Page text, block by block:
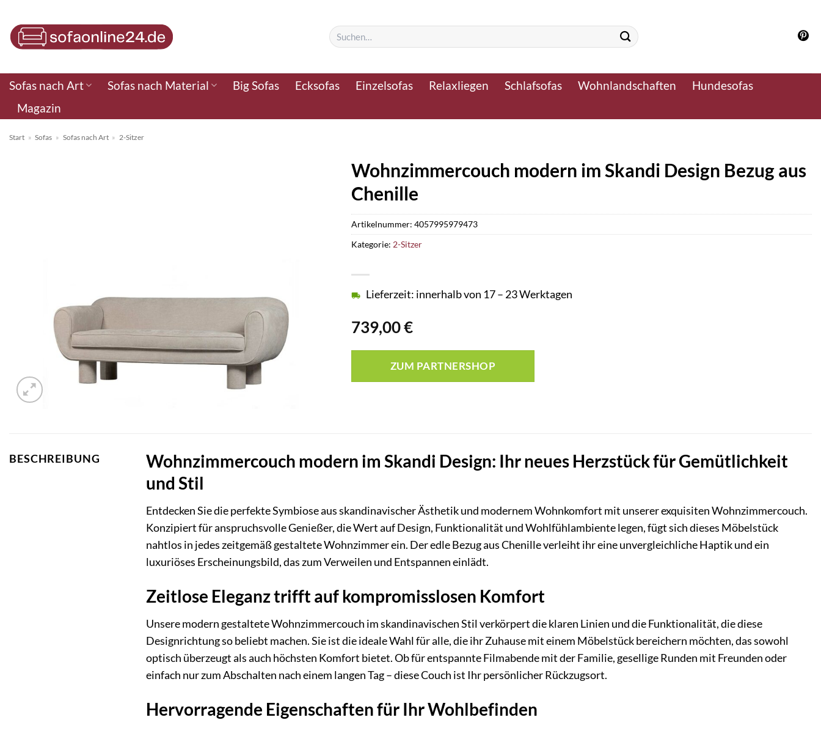
Inhalt
springen
Suchen
nach:
Sofas nach Art Sofas nach Material Big Sofas Ecksofas Einzelsofas Relaxliegen Schlafsofas Wohnlandschaften
Hundesofas
Magazin
Start » Sofas » Sofas nach Art » 2-Sitzer
Wohnzimmercouch modern im Skandi Design Bezug aus
Chenille
739,00€
Lieferzeit: innerhalb von 17 – 23 Werktagen
ZUM PARTNERSHOP
Artikelnummer: 4057995979473
Kategorie: 2-Sitzer
BESCHREIBUNG
Wohnzimmercouch modern im Skandi Design: Ihr neues Herzstück für Gemütlichkeit
und Stil
Entdecken Sie die perfekte Symbiose aus skandinavischer Ästhetik und modernem Wohnkomfort mit unserer exquisiten Wohnzimmercouch.
Konzipiert für anspruchsvolle Genießer, die Wert auf Design, Funktionalität und Wohlfühlambiente legen, fügt sich dieses Möbelstück
nahtlos in jedes zeitgemäß gestaltete Wohnzimmer ein. Der edle Bezug aus Chenille verleiht ihr eine unvergleichliche Haptik und ein
luxuriöses Erscheinungsbild, das zum Verweilen und Entspannen einlädt.
Zeitlose Eleganz trifft auf kompromisslosen Komfort
Unsere modern gestaltete Wohnzimmercouch im skandinavischen Stil verkörpert die klaren Linien und die Funktionalität, die diese
Designrichtung so beliebt machen. Sie ist die ideale Wahl für alle, die ihr Zuhause mit einem Möbelstück bereichern möchten, das sowohl
optisch überzeugt als auch höchsten Komfort bietet. Ob für entspannte Filmabende mit der Familie, gesellige Runden mit Freunden oder
einfach nur zum Abschalten nach einem langen Tag – diese Couch ist Ihr persönlicher Rückzugsort.
Hervorragende Eigenschaften für Ihr Wohlbefinden